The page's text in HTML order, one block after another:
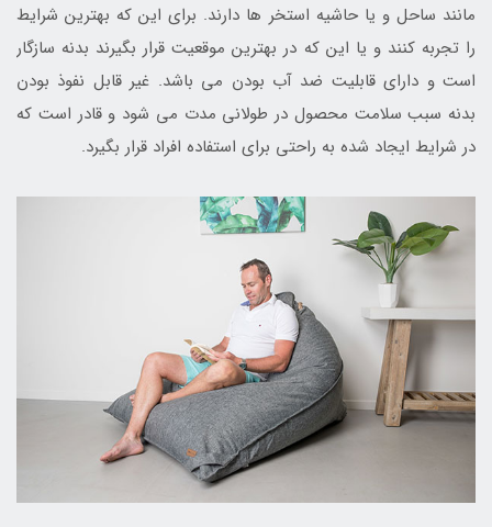
مانند ساحل و یا حاشیه استخر ها دارند. برای این که بهترین شرایط
را تجربه کنند و یا این که در بهترین موقعیت قرار بگیرند بدنه سازگار
است و دارای قابلیت ضد آب بودن می باشد. غیر قابل نفوذ بودن
بدنه سبب سلامت محصول در طولانی مدت می شود و قادر است که
در شرایط ایجاد شده به راحتی برای استفاده افراد قرار بگیرد.